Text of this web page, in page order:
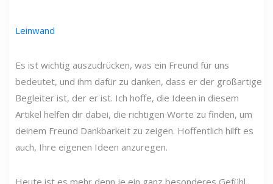
Leinwand
Es ist wichtig auszudrücken, was ein Freund für uns
bedeutet, und ihm dafür zu danken, dass er der großartige
Begleiter ist, der er ist. Ich hoffe, die Ideen in diesem
Artikel helfen dir dabei, die richtigen Worte zu finden, um
deinem Freund Dankbarkeit zu zeigen. Hoffentlich hilft es
auch, Ihre eigenen Ideen anzuregen.
Heute ist es mehr denn je ein ganz besonderes Gefühl,